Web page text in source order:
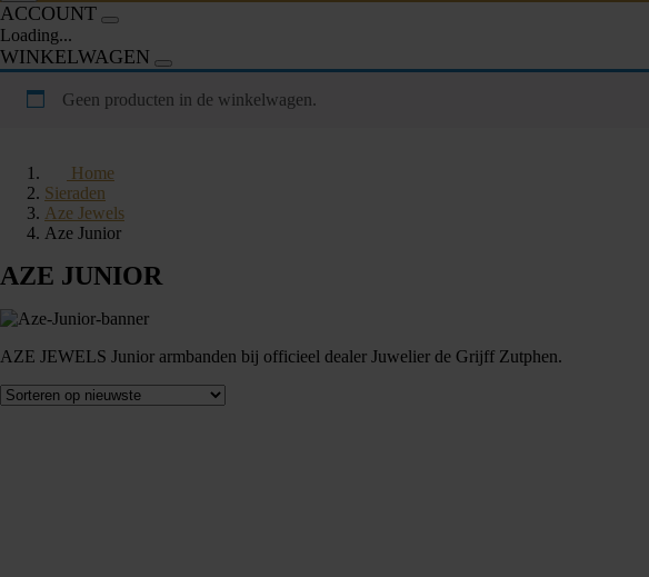
ACCOUNT
Loading...
WINKELWAGEN
Geen producten in de winkelwagen.
Home
Sieraden
Aze Jewels
Aze Junior
AZE JUNIOR
AZE JEWELS Junior armbanden bij officieel dealer Juwelier de Grijff Zutphen.